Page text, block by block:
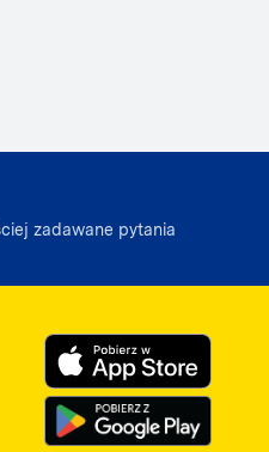
zadawane pytania